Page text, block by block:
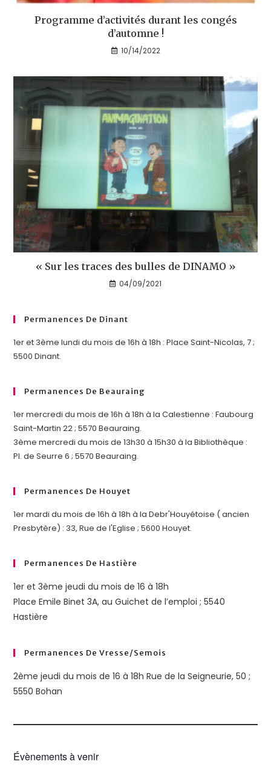
Programme d’activités durant les congés
d’automne !
10/14/2022
« Sur les traces des bulles de DINAMO »
04/09/2021
Permanences De Dinant
1er et 3ème lundi du mois de 16h à 18h : Place Saint-Nicolas, 7 ;
5500 Dinant.
Permanences De Beauraing
1er mercredi du mois de 16h à 18h à la Calestienne : Faubourg
Saint-Martin 22 ; 5570 Beauraing.
3ème mercredi du mois de 13h30 à 15h30 à la Bibliothèque :
Pl. de Seurre 6 ; 5570 Beauraing.
Permanences De Houyet
1er mardi du mois de 16h à 18h à la Debr'Houyétoise ( ancien
Presbytère) : 33, Rue de l'Eglise ; 5600 Houyet.
Permanences De Hastière
1er et 3ème jeudi du mois de 16 à 18h
Place Emile Binet 3A, au Guichet de l’emploi ; 5540
Hastière
Permanences De Vresse/semois
2ème jeudi du mois de 16 à 18h Rue de la Seigneurie, 50 ;
5550 Bohan
Évènements à venir